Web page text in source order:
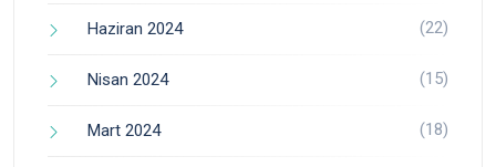
Haziran 2024 (22)
Nisan 2024 (15)
Mart 2024 (18)